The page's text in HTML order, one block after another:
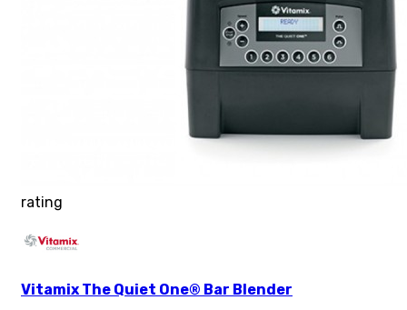
rating
Vitamix The Quiet One® Bar Blender